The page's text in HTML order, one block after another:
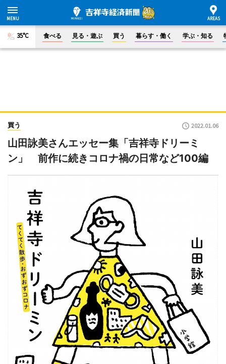
35°C 食べる 見る・遊ぶ 買う 暮らす・働く 学ぶ・知る
買う 2022.01.06
山田詠美さんエッセー集「吉祥寺ドリーミ
ン」 前作に続きコロナ禍の日常など100編